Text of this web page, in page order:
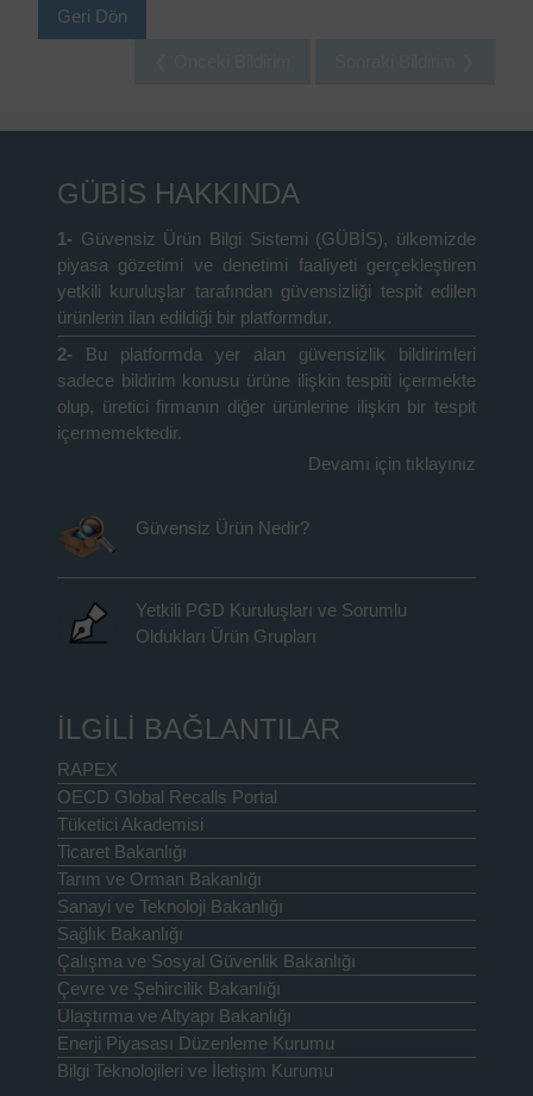
Geri Dön
GÜBİS HAKKINDA
1- Güvensiz Ürün Bilgi Sistemi (GÜBİS), ülkemizde
piyasa gözetimi ve denetimi faaliyeti gerçekleştiren
yetkili kuruluşlar tarafından güvensizliği tespit edilen
ürünlerin ilan edildiği bir platformdur.
2-
Bu platformda yer alan güvensizlik bildirimleri
sadece bildirim konusu ürüne ilişkin tespiti içermekte
olup, üretici firmanın diğer ürünlerine ilişkin bir tespit
içermemektedir.
Devamı için tıklayınız
Güvensiz Ürün Nedir?
Yetkili PGD Kuruluşları ve Sorumlu
Oldukları Ürün Grupları
İLGİLİ BAĞLANTILAR
RAPEX
OECD Global Recalls Portal
Tüketici Akademisi
Ticaret Bakanlığı
Tarım ve Orman Bakanlığı
Sanayi ve Teknoloji Bakanlığı
Sağlık Bakanlığı
Çalışma ve Sosyal Güvenlik Bakanlığı
Çevre ve Şehircilik Bakanlığı
Ulaştırma ve Altyapı Bakanlığı
Enerji Piyasası Düzenleme Kurumu
Bilgi Teknolojileri ve İletişim Kurumu